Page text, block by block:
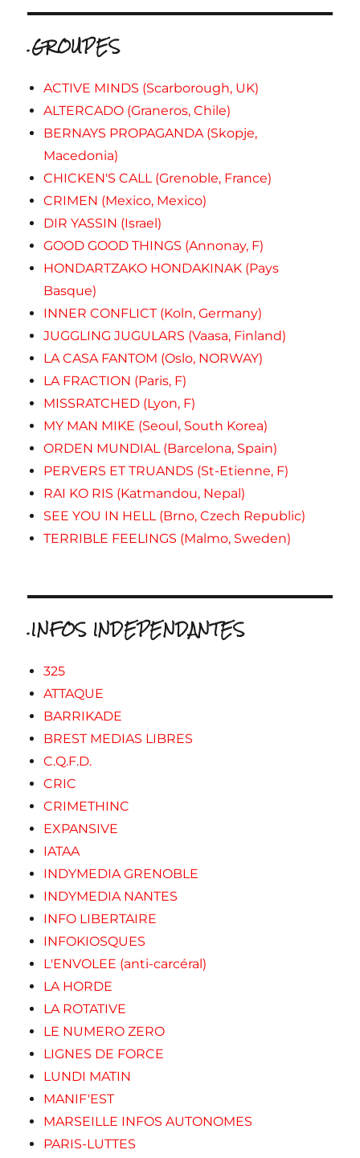
.GROUPES
ACTIVE MINDS (Scarborough, UK)
ALTERCADO (Graneros, Chile)
BERNAYS PROPAGANDA (Skopje,
Macedonia)
CHICKEN'S CALL (Grenoble, France)
CRIMEN (Mexico, Mexico)
DIR YASSIN (Israel)
GOOD GOOD THINGS (Annonay, F)
HONDARTZAKO HONDAKINAK (Pays
Basque)
INNER CONFLICT (Koln, Germany)
JUGGLING JUGULARS (Vaasa, Finland)
LA CASA FANTOM (Oslo, NORWAY)
LA FRACTION (Paris, F)
MISSRATCHED (Lyon, F)
MY MAN MIKE (Seoul, South Korea)
ORDEN MUNDIAL (Barcelona, Spain)
PERVERS ET TRUANDS (St-Etienne, F)
RAI KO RIS (Katmandou, Nepal)
SEE YOU IN HELL (Brno, Czech Republic)
TERRIBLE FEELINGS (Malmo, Sweden)
.INFOS INDEPENDANTES
325
ATTAQUE
BARRIKADE
BREST MEDIAS LIBRES
C.Q.F.D.
CRIC
CRIMETHINC
EXPANSIVE
IATAA
INDYMEDIA GRENOBLE
INDYMEDIA NANTES
INFO LIBERTAIRE
INFOKIOSQUES
L'ENVOLEE (anti-carcéral)
LA HORDE
LA ROTATIVE
LE NUMERO ZERO
LIGNES DE FORCE
LUNDI MATIN
MANIF'EST
MARSEILLE INFOS AUTONOMES
PARIS-LUTTES